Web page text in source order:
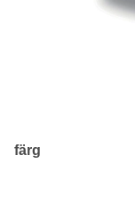
färg